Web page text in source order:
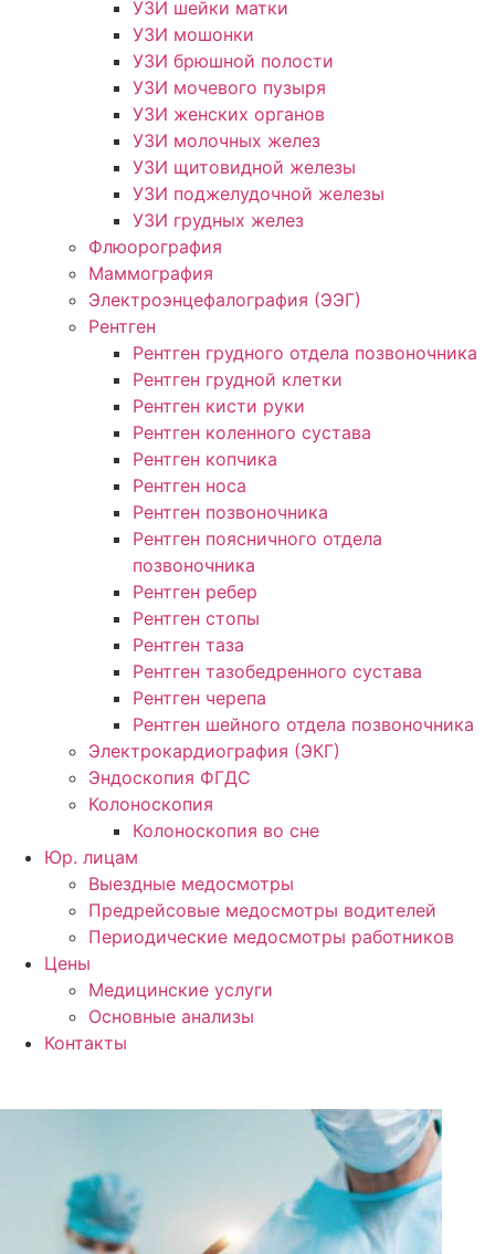
УЗИ шейки матки
УЗИ мошонки
УЗИ брюшной полости
УЗИ мочевого пузыря
УЗИ женских органов
УЗИ молочных желез
УЗИ щитовидной железы
УЗИ поджелудочной железы
УЗИ грудных желез
Флюорография
Маммография
Электроэнцефалография (ЭЭГ)
Рентген
Рентген грудного отдела позвоночника
Рентген грудной клетки
Рентген кисти руки
Рентген коленного сустава
Рентген копчика
Рентген носа
Рентген позвоночника
Рентген поясничного отдела
позвоночника
Рентген ребер
Рентген стопы
Рентген таза
Рентген тазобедренного сустава
Рентген черепа
Рентген шейного отдела позвоночника
Электрокардиография (ЭКГ)
Эндоскопия ФГДС
Колоноскопия
Колоноскопия во сне
Юр. лицам
Выездные медосмотры
Предрейсовые медосмотры водителей
Периодические медосмотры работников
Цены
Медицинские услуги
Основные анализы
Контакты